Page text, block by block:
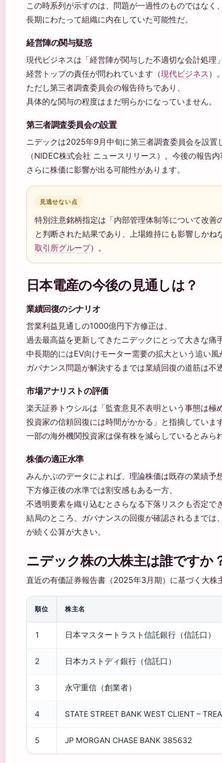
この時系列が示すのは、問題が一過性のものではなく
長期にわたって組織に内在していた可能性だ。
経営陣の関与疑惑
現代ビジネスは「経営陣が関与した不適切な会計処理
経営トップの責任が問われています（現代ビジネス ）
ただし第三者調査委員会の報告待ちであり、
具体的な関与の程度はまだ明らかになっていません。
第三者調査委員会の設置
ニデックは2025年9月中旬に第三者調査委員会を設置
（NIDEC株式会社 ニュースリリース）。今後の報告
さらに株価に影響が出る可能性があります。
見逃せない点
特別注意銘柄指定は「内部管理体制等について改善
と判断された結果であり、上場維持にも影響しかね
取引所グループ）。
日本電産の今後の見通しは？
業績回復のシナリオ
営業利益見通しの1000億円下方修正は、
過去最高益を更新してきたニデックにとって大きな痛
中長期的にはEV向けモーター需要の拡大という追い風
ガバナンス問題が解決するまでは業績回復の道筋は不
市場アナリストの評価
楽天証券トウシルは「監査意見不表明という事態は極
投資家の信頼回復には時間がかかる」と指摘していま
一部の海外機関投資家は保有株を減らしているとみら
株価の適正水準
みんかぶのデータによれば、理論株価は既存の業績予
下方修正後の水準では割安感もある一方、
不透明要素を織り込むとさらなる下落リスクも否定で
結局のところ、ガバナンスの回復が確認されるまでは
が続く公算が大きい。
ニデック株の大株主は誰ですか
直近の有価証券報告書（2025年3月期）に基づく大株
順位 株主名
1 日本マスタートラスト信託銀行（信託口）
2 日本カストディ銀行（信託口）
3 永守重信（創業者）
4 STATE STREET BANK WEST CLIENT –
5 JP MORGAN CHASE BANK 385632